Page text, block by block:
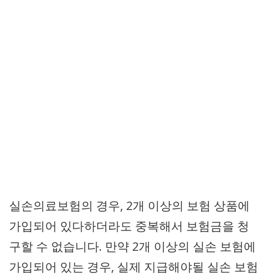
실손의료보험의 경우, 2개 이상의 보험 상품에
가입되어 있다하더라도 중복해서 보험금을 청
구할 수 없습니다. 만약 2개 이상의 실손 보험에
가입되어 있는 경우, 실제 지급해야될 실손 보험